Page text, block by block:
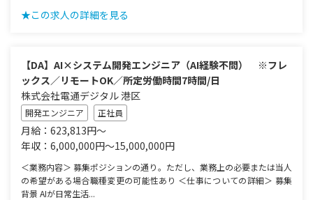
★この求人の詳細を見る
【DA】AI×システム開発エンジニア（AI経験不問） ※フレ
ックス／リモートOK／所定労働時間7時間/日
株式会社電通デジタル 港区
開発エンジニア 正社員
月給：623,813円～
年収：6,000,000円～15,000,000円
＜業務内容＞ 募集ポジションの通り。ただし、業務上の必要または当人
の希望がある場合職種変更の可能性あり ＜仕事についての詳細＞ 募集
背景 AIが日常生活...